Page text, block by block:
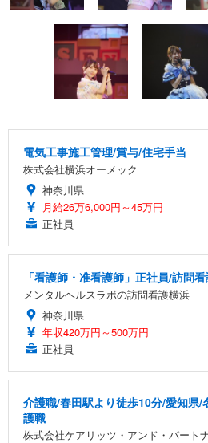
電気工事施工管理/賞与/住宅手当
株式会社横浜オーメック
神奈川県
月給26万6,000円～45万円
正社員
「看護師・准看護師」正社員/訪問
メンタルヘルスラボの訪問看護横浜
神奈川県
年収420万円～500万円
正社員
介護職/春田駅より徒歩10分/愛知県/
護職
株式会社ケアリッツ・アンド・パート